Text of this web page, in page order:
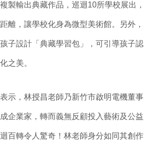
製輸出典藏作品，巡迴10所學校展出，
離，讓學校化身為微型美術館。另外，
子設計「典藏學習包」，可引導孩子認
之美。
示，林授昌老師乃新竹市啟明電機董事
企業家，轉而義無反顧投入藝術及公益
百轉令人驚奇！林老師身分如同其創作